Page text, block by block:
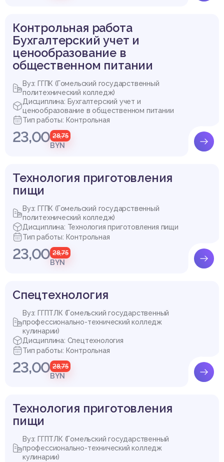
Список литературы
1 Иванов Н.Н. Калорийность питания: таблицы, схемы, метод
иятий общественного питания всех форм собственности /
Министерство торговли Республики Беларусь. - Минск: «Бе
лорусская ассоциация кулинаров», 1996. - 614 с.
Составить меню обеденного лечебно-профилактического
рациона №1 – работа с радиоактивными ионизирующими из
лучениями
Контрольная работа
Бухгалтерский учет и
ценообразование в
общественном питании
Вуз: ГГПК (Гомельский государственный
политехнический колледж)
Дисциплина: Бухгалтерский учет и
ценообразование в общественном питании
Тип работы: Контрольная
23,00 28,75
BYN
Технология приготовления
пищи
Вуз: ГГПК (Гомельский государственный
политехнический колледж)
Дисциплина: Технология приготовления пищи
Тип работы: Контрольная
23,00 28,75
BYN
Спецтехнология
Вуз: ГГПТЛК (Гомельский государственный
профессионально-технический колледж
кулинарии)
Дисциплина: Спецтехнология
Тип работы: Контрольная
23,00 28,75
BYN
Технология приготовления
пищи
Вуз: ГГПТЛК (Гомельский государственный
профессионально-технический колледж
кулинарии)